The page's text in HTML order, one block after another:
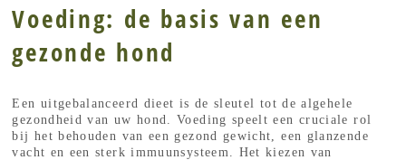
Voeding: de basis van een
gezonde hond
Een uitgebalanceerd dieet is de sleutel tot de algehele
gezondheid van uw hond. Voeding speelt een cruciale rol
bij het behouden van een gezond gewicht, een glanzende
vacht en een sterk immuunsysteem. Het kiezen van